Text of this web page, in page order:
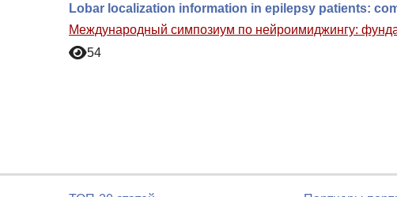
Lobar localization information in epilepsy patients:
Международный симпозиум по нейроимиджингу:
54